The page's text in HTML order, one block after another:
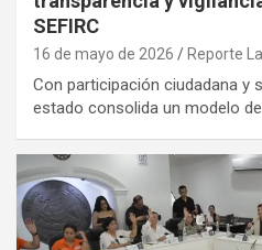
SEFIRC
16 de mayo de 2026 Reporte
Con participación ciudadana y
estado consolida un modelo